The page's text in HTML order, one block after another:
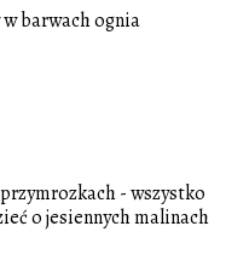
barwach ognia
- wszystko
o jesiennych malinach